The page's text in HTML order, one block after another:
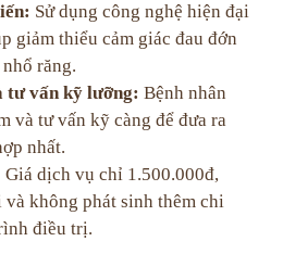
Sử dụng công nghệ hiện đại
giảm thiểu cảm giác đau đớn
răng.
tư vấn kỹ lưỡng: Bệnh nhân
và tư vấn kỹ càng để đưa ra
nhất.
Giá dịch vụ chỉ 1.500.000đ,
và không phát sinh thêm chi
điều trị.